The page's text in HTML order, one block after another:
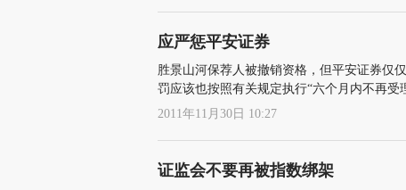
应严惩平安证券
胜景山河保荐人被撤销资格，但平安证券仅
罚应该也按照有关规定执行“六个月内不再受
2011年11月30日 10:27
证监会不要再被指数绑架